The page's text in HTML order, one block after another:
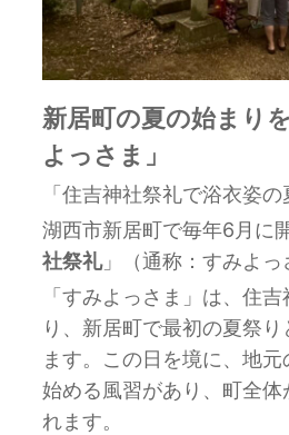
新居町の夏の始まり
よっさま」
「住吉神社祭礼で浴衣姿の
湖西市新居町で毎年6月に
社祭礼」（通称：すみよっ
「すみよっさま」は、住
り、新居町で最初の夏祭
ます。 この日を境に、地
始める風習があり、町全体
れます。